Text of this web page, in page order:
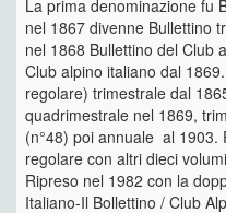
La prima denominazione fu
nel 1867 divenne Bullettino
nel 1868 Bullettino del Club
Club alpino italiano dal
regolare) trimestrale dal
quadrimestrale nel 1869,
(n°48) poi annuale al
regolare con altri dieci
Ripreso nel 1982 con la
Italiano-Il Bollettino / Club